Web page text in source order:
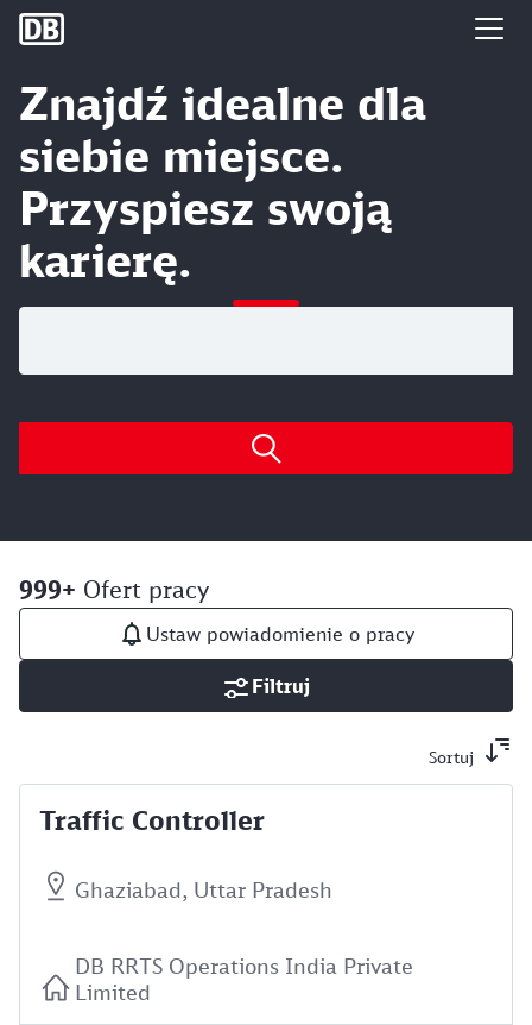
DB Group
Znajdź idealne dla
siebie miejsce.
Przyspiesz swoją
karierę.
Szukaj otwartych stanowisk
999+ Ofert pracy
Ustaw powiadomienie o pracy
Filtruj
Sortuj
Traffic Controller
Ghaziabad, Uttar Pradesh
DB RRTS Operations India Private
Limited